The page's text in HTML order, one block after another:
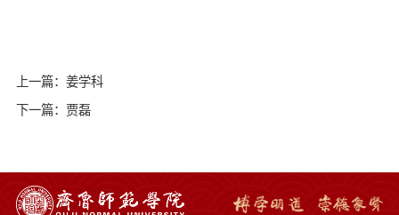
上一篇：姜学科
下一篇：贾磊